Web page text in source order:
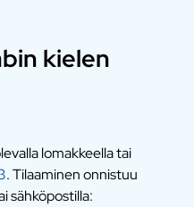
kielen
lomakkeella tai
. Tilaaminen onnistuu
sähköpostilla: